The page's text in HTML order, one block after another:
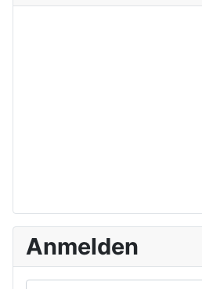
Anmelden